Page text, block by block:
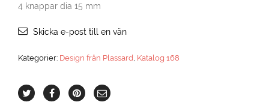
4 knappar dia 15 mm
Skicka e-post till en vän
Kategorier: Design från Plassard Katalog 168